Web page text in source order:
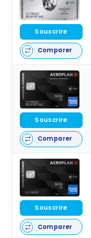
Souscrire
Comparer
Souscrire
Comparer
Souscrire
Comparer